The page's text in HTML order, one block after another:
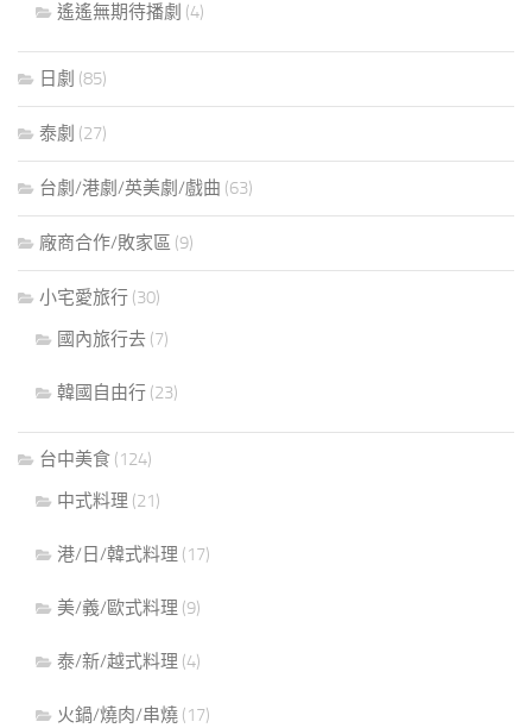
遙遙無期待播劇 (4)
日劇 (85)
泰劇 (27)
台劇/港劇/英美劇/戲曲 (63)
廠商合作/敗家區 (9)
小宅愛旅行 (30)
國內旅行去 (7)
韓國自由行 (23)
台中美食 (124)
中式料理 (21)
港/日/韓式料理 (17)
美/義/歐式料理 (9)
泰/新/越式料理 (4)
火鍋/燒肉/串燒 (17)